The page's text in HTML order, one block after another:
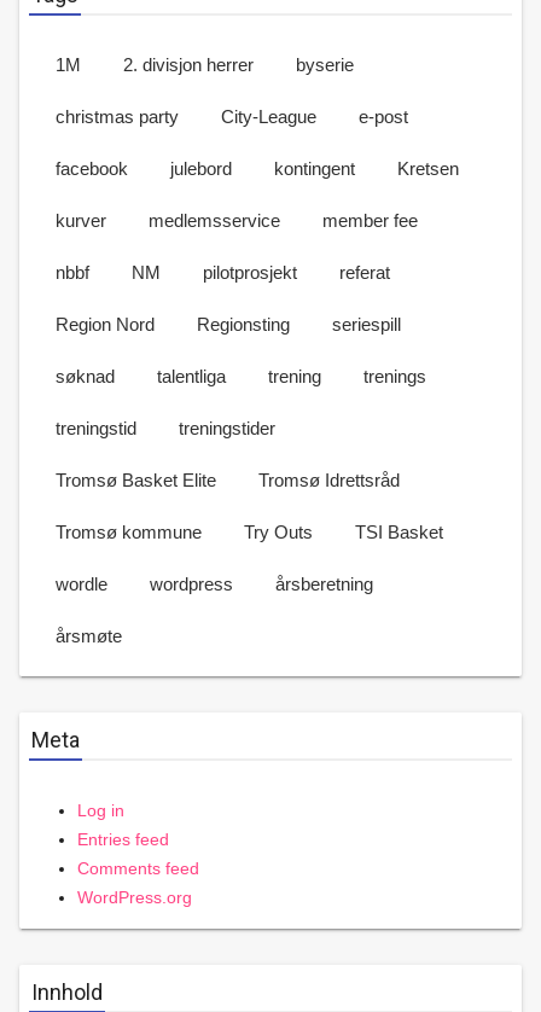
1M 2. divisjon herrer byserie
christmas party City-League e-post
facebook julebord kontingent Kretsen
kurver medlemsservice member fee
nbbf NM pilotprosjekt referat
Region Nord Regionsting seriespill
søknad talentliga trening trenings
treningstid treningstider
Tromsø Basket Elite Tromsø Idrettsråd
Tromsø kommune Try Outs TSI Basket
wordle wordpress årsberetning
årsmøte
Meta
Log in
Entries feed
Comments feed
WordPress.org
Innhold